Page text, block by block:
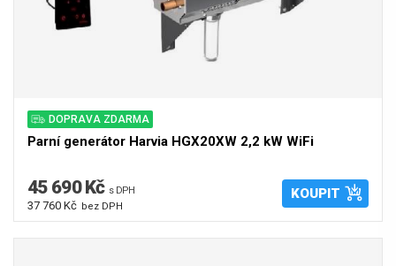
DOPRAVA ZDARMA
Parní generátor Harvia HGX20XW 2,2 kW WiFi
45 690 Kč s DPH
37 760 Kč bez DPH
KOUPIT